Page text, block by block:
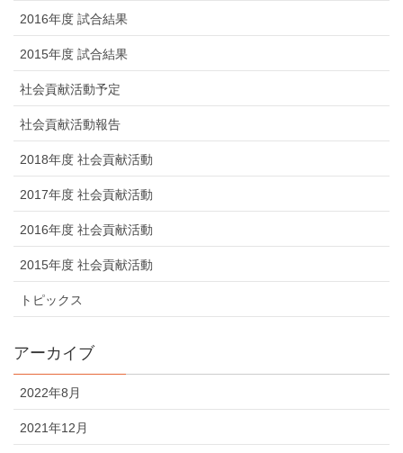
2016年度 試合結果
2015年度 試合結果
社会貢献活動予定
社会貢献活動報告
2018年度 社会貢献活動
2017年度 社会貢献活動
2016年度 社会貢献活動
2015年度 社会貢献活動
トピックス
アーカイブ
2022年8月
2021年12月